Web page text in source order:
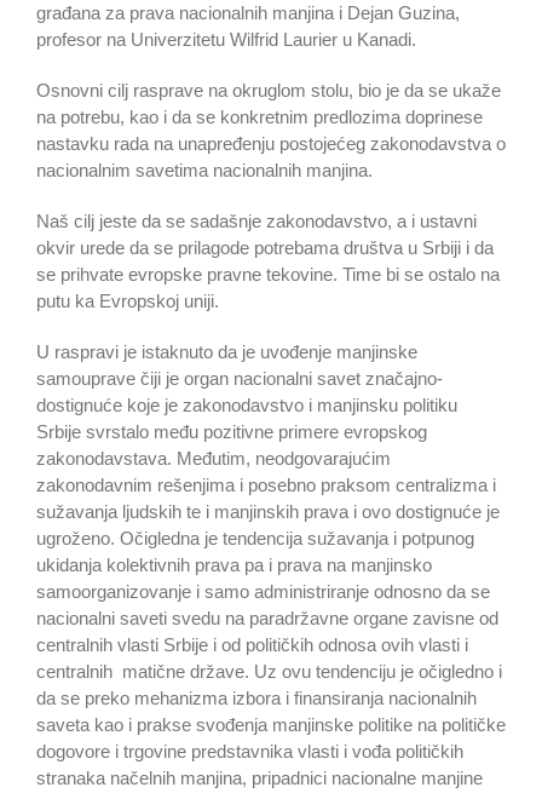
građana za prava nacionalnih manjina i Dejan Guzina,
profesor na Univerzitetu Wilfrid Laurier u Kanadi.
Osnovni cilj rasprave na okruglom stolu, bio je da se ukaže
na potrebu, kao i da se konkretnim predlozima doprinese
nastavku rada na unapređenju postojećeg zakonodavstva o
nacionalnim savetima nacionalnih manjina.
Naš cilj jeste da se sadašnje zakonodavstvo, a i ustavni
okvir urede da se prilagode potrebama društva u Srbiji i da
se prihvate evropske pravne tekovine. Time bi se ostalo na
putu ka Evropskoj uniji.
U raspravi je istaknuto da je uvođenje manjinske
samouprave čiji je organ nacionalni savet značajno-
dostignuće koje je zakonodavstvo i manjinsku politiku
Srbije svrstalo među pozitivne primere evropskog
zakonodavstava. Međutim, neodgovarajućim
zakonodavnim rešenjima i posebno praksom centralizma i
sužavanja ljudskih te i manjinskih prava i ovo dostignuće je
ugroženo. Očigledna je tendencija sužavanja i potpunog
ukidanja kolektivnih prava pa i prava na manjinsko
samoorganizovanje i samo administriranje odnosno da se
nacionalni saveti svedu na paradržavne organe zavisne od
centralnih vlasti Srbije i od političkih odnosa ovih vlasti i
centralnih matične države. Uz ovu tendenciju je očigledno i
da se preko mehanizma izbora i finansiranja nacionalnih
saveta kao i prakse svođenja manjinske politike na političke
dogovore i trgovine predstavnika vlasti i vođa političkih
stranaka načelnih manjina, pripadnici nacionalne manjine